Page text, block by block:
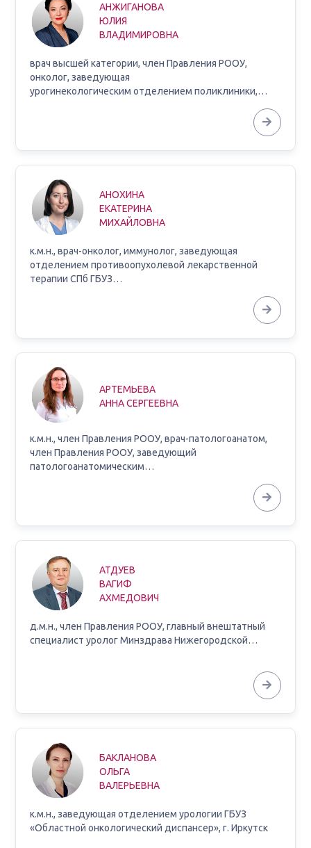
АНЖИГАНОВА
ЮЛИЯ
ВЛАДИМИРОВНА
врач высшей категории, член Правления РООУ,
онколог, заведующая
урогинекологическим отделением поликлиники,…
АНОХИНА
ЕКАТЕРИНА
МИХАЙЛОВНА
к.м.н., врач-онколог, иммунолог, заведующая
отделением противоопухолевой лекарственной
терапии СПб ГБУЗ…
АРТЕМЬЕВА
АННА СЕРГЕЕВНА
к.м.н., член Правления РООУ, врач-патологоанатом,
член Правления РООУ, заведующий
патологоанатомическим…
АТДУЕВ
ВАГИФ
АХМЕДОВИЧ
д.м.н., член Правления РООУ, главный внештатный
специалист уролог Минздрава Нижегородской…
БАКЛАНОВА
ОЛЬГА
ВАЛЕРЬЕВНА
к.м.н., заведующая отделением урологии ГБУЗ
«Областной онкологический диспансер», г. Иркутск